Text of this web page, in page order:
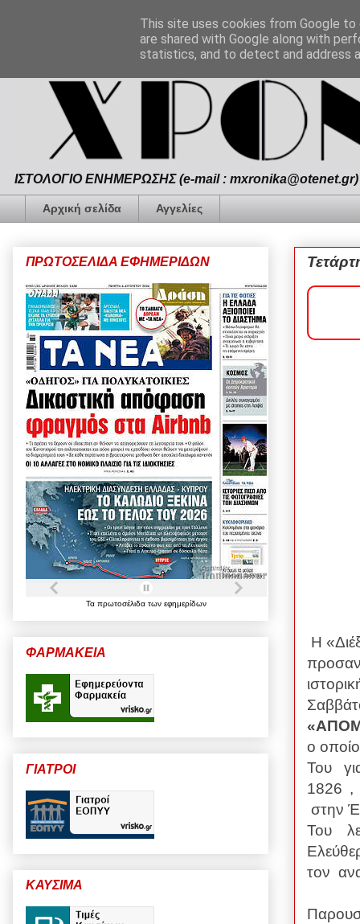
ΙΣΤΟΛΟΓΙΟ ΕΝΗΜΕΡΩΣΗΣ (e-mail :
Αρχική σελίδα Αγγελίες
Η
ο
Του
1826
στην
Του
τον
ΠΡΩΤΟΣΕΛΙΔΑ ΕΦΗΜΕΡΙΔΩΝ
Τα πρωτοσέλιδα των εφημερίδων
ΦΑΡΜΑΚΕΙΑ
ΓΙΑΤΡΟΙ
ΚΑΥΣΙΜΑ
This site uses cookies from Google
are shared with Google along with
statistics, and to detect and address